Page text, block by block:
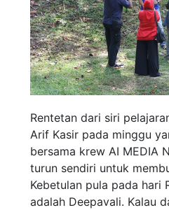
Rentetan dari siri
Arif Kasir pada minggu
bersama krew AI MEDIA
turun sendiri untuk
Kebetulan pula pada hari
adalah Deepavali. Kalau